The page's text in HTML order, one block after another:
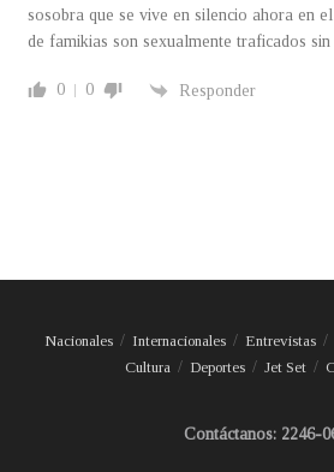
sosobra que se vive en silencio ahora en
de famikias son sexualmente traficados sin
0 0 Responder
Nacionales Internacionales Entrevistas
Cultura
Deportes Jet Set
Contáctanos: 2246-